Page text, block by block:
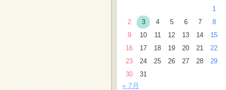
1
2
3 4 5 6 7
8
9
10 11 12 13 14
15
16
17 18 19 20 21
22
23
24 25 26 27 28
29
30
31
« 7月